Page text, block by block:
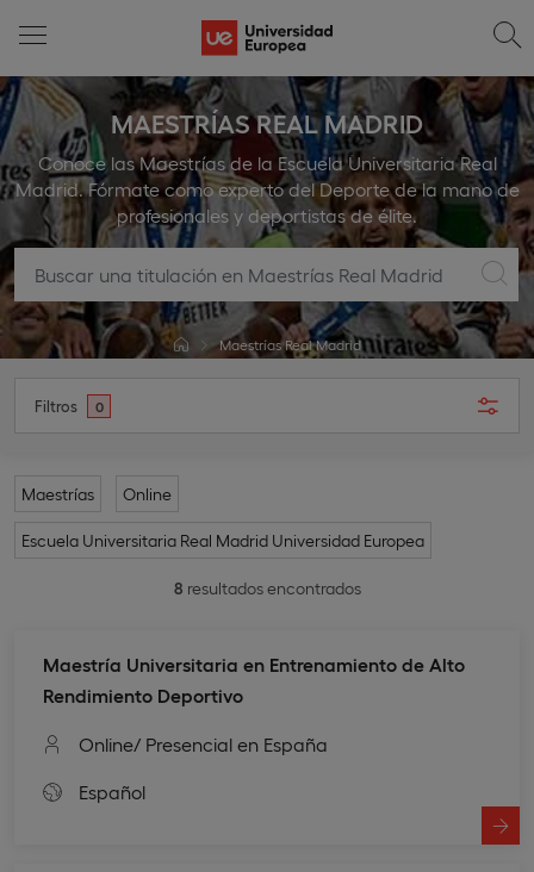
MAESTRÍAS REAL MADRID
Conoce las Maestrías de la Escuela Universitaria Real
Madrid. Fórmate como experto del Deporte de la mano de
profesionales y deportistas de élite.
Maestrías Real Madrid
Filtros 0
Maestrías Online
Escuela Universitaria Real Madrid Universidad Europea
8 resultados encontrados
Maestría Universitaria en Entrenamiento de Alto
Rendimiento Deportivo
Online/ Presencial en España
Español